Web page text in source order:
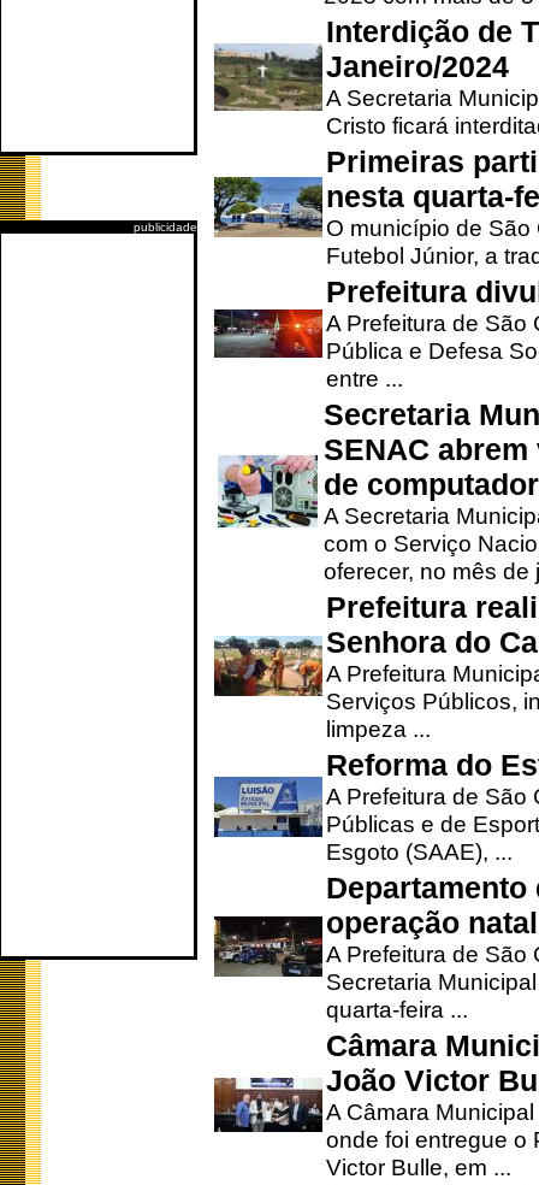
publicidade
Interdição de
Janeiro/2024
A Secretaria
Cristo ficará
Primeiras
nesta quarta-
O município de
Futebol Júnior, a
Prefeitura
A Prefeitura de São
Pública e Defesa
entre ...
Secretaria
SENAC
de
A Secretaria
com o Serviço
oferecer, no mês de
Prefeitura
Senhora do
A Prefeitura
Serviços Públicos,
limpeza ...
Reforma do
A Prefeitura de São
Públicas e de
Esgoto (SAAE), ...
operação
A Prefeitura de São
Secretaria
quarta-feira ...
Câmara
João Victor
A Câmara
onde foi entregue o
Victor Bulle, em ...